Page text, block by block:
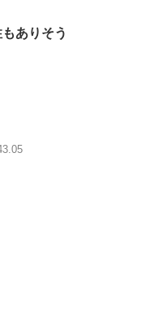
ありそう